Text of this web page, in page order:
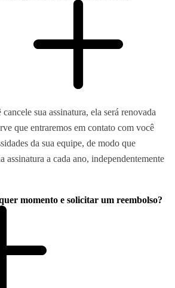
sua assinatura, ela será renovada
que entraremos em contato com você
da sua equipe, de modo que
assinatura a cada ano, independentemente
momento e solicitar um reembolso?